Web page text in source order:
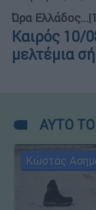
Ώρα Ελλάδος...|
Καιρός 10/
μελτέμια
ΑΥΤΟ
Κώστας